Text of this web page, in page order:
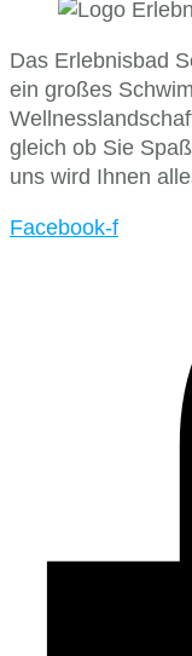
Das Erlebnisbad
ein großes
gleich ob Sie
uns wird Ihnen
Facebook-f